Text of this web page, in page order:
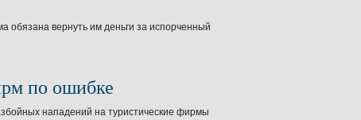
обязана вернуть им деньги за испорченный
по ошибке
нападений на туристические фирмы